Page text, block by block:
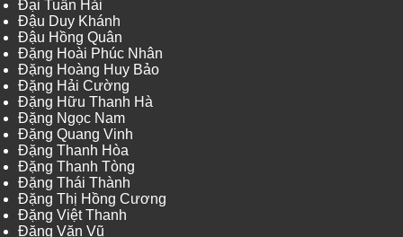
Đại Tuấn Hải
Đậu Duy Khánh
Đậu Hồng Quân
Đặng Hoài Phúc Nhân
Đặng Hoàng Huy Bảo
Đặng Hải Cường
Đặng Hữu Thanh Hà
Đặng Ngọc Nam
Đặng Quang Vinh
Đặng Thanh Hòa
Đặng Thanh Tòng
Đặng Thái Thành
Đặng Thị Hồng Cương
Đặng Việt Thanh
Đặng Văn Vũ